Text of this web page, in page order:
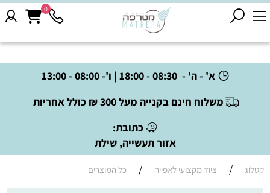
א' - ה' - 08:30 - 18:00 | ו'- 08:00 - 13:00
משלוח חינם בקנייה מעל 300 ₪ כולל אחריות
כתובת:
אזור תעשייה, שילת
0
קטלוג / ציוד מקצועי לאפייה / כל המוצרים